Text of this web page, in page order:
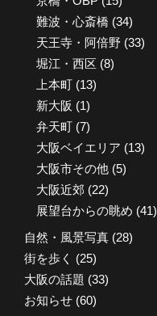
難波・心斎橋 (34)
天王寺・阿倍野 (33)
堀江・西区 (8)
上本町 (13)
新大阪 (1)
弁天町 (7)
大阪ベイエリア (13)
大阪市その他 (5)
大阪近郊 (22)
展望台からの眺め (41)
自然・風景写真 (28)
街を歩く (25)
大阪の話題 (33)
お知らせ (60)